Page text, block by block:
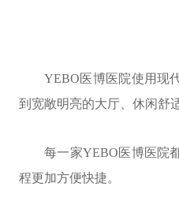
医学检验科
女性专区
YEBO医博医院使用现
到宽敞明亮的大厅、休闲舒
每一家YEBO医博医院
程更加方便快捷。